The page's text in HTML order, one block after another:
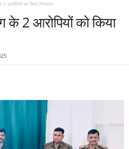
को किया गिरफ्तार
2 आरोपियों को किया